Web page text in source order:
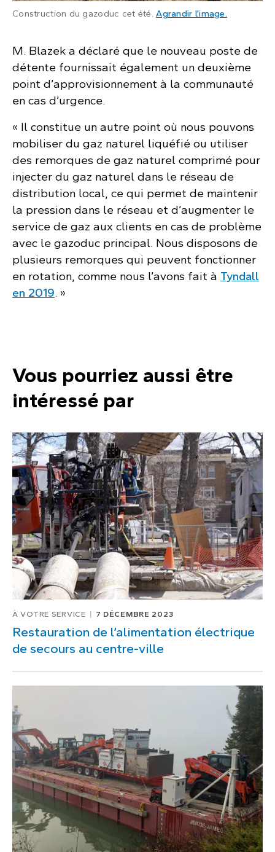
Construction du gazoduc cet été. Agrandir l’image:
.
M. Blazek a déclaré que le nouveau poste de
détente fournissait également un deuxième
point d’approvisionnement à la communauté
en cas d’urgence.
« Il constitue un autre point où nous pouvons
mobiliser du gaz naturel liquéfié ou utiliser
des remorques de gaz naturel comprimé pour
injecter du gaz naturel dans le réseau de
distribution local, ce qui permet de maintenir
la pression dans le réseau et d’augmenter le
service de gaz aux clients en cas de problème
avec le gazoduc principal. Nous disposons de
plusieurs remorques qui peuvent fonctionner
en rotation, comme nous l’avons fait à Tyndall
en 2019. »
Vous pourriez aussi être
intéressé par
À VOTRE SERVICE 7 DÉCEMBRE 2023
Restauration de l’alimentation électrique
de secours au centre-ville